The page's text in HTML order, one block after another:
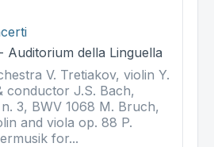
Auditorium della Linguella
V. Tretiakov, violin Y.
conductor J.S. Bach,
3, BWV 1068 M. Bruch,
and viola op. 88 P.
for...